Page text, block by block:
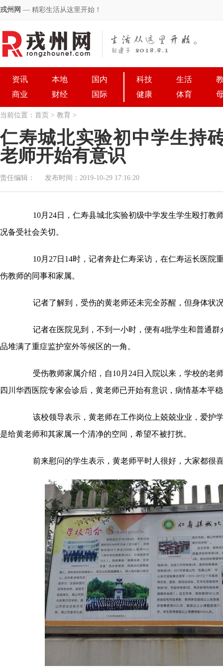
戎州网 — 精彩生活从这里开始！
资讯 本地 国内 科技 生活
商业
财经 国际 健康 体育
当前位置： 首页 > 教育 >
仁寿城北实验初中学生持
老师开始有意识
责任编辑： 发布时间：2019-10-29 17:16:20
10月24日，仁寿县城北实验初级中学发生学生殴打教
况备受社会关切。
10月27日14时，记者奔赴仁寿采访，在仁寿运长医院
伤教师的同事和家属。
记者了解到，受伤的黄老师还未完全苏醒，但身体状
记者在医院见到，不到一小时，便有4批学生和普通群
品堆满了重症监护室外等候区的一角。
受伤教师家属介绍，自10月24日入院以来，学校的老
四川华西医院专家会诊后，黄老师已开始有意识，病情基本平
该校领导表示，黄老师在工作岗位上兢兢业业，爱护
是给黄老师和其家属一个清净的空间，希望不被打扰。
前来慰问的学生表示，黄老师平时人很好，大家都很